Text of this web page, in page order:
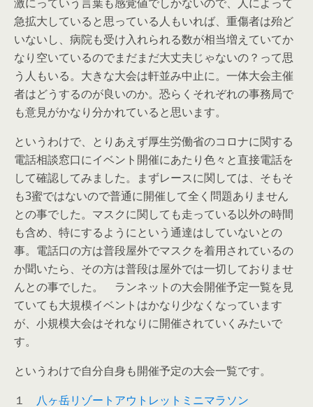
急拡大していると思っている人もいれば、重傷者は殆ど
いないし、病院も受け入れられる数が相当増えていてか
なり空いているのでまだまだ大丈夫じゃないの？って思
う人もいる。大きな大会は軒並み中止に。一体大会主催
者はどうするのが良いのか。恐らくそれぞれの事務局で
も意見がかなり分かれていると思います。
というわけで、とりあえず厚生労働省のコロナに関する
電話相談窓口にイベント開催にあたり色々と直接電話を
して確認してみました。まずレースに関しては、そもそ
も3蜜ではないので普通に開催して全く問題ありません
との事でした。マスクに関しても走っている以外の時間
も含め、特にするようにという通達はしていないとの
事。電話口の方は普段屋外でマスクを着用されているの
か聞いたら、その方は普段は屋外では一切しておりませ
んとの事でした。 ランネットの大会開催予定一覧を見
ていても大規模イベントはかなり少なくなっています
が、小規模大会はそれなりに開催されていくみたいで
す。
というわけで自分自身も開催予定の大会一覧です。
１ 八ヶ岳リゾートアウトレットミニマラソン